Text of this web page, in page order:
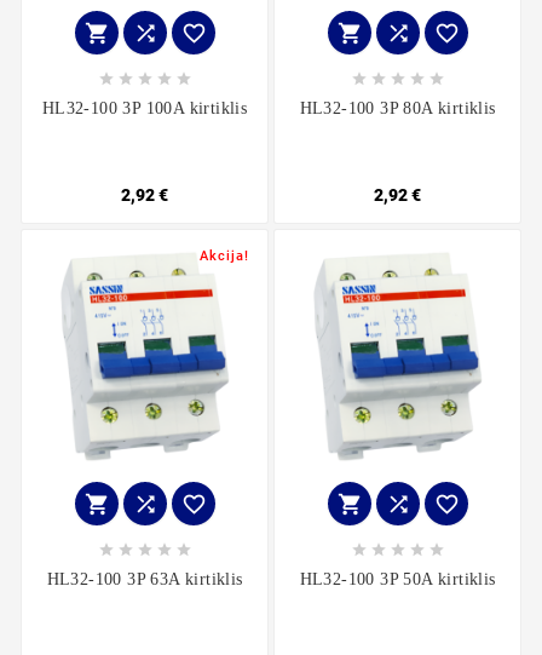
  
    
HL32-100 3P 100A kirtiklis
2,92 €
  
    
HL32-100 3P 80A kirtiklis
2,92 €
Akcija!
  
    
HL32-100 3P 63A kirtiklis
  
    
HL32-100 3P 50A kirtiklis